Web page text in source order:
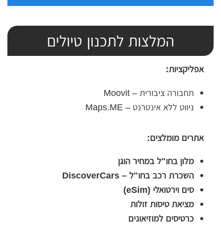
המלצות לתכנון טיולים
אפליקציות:
תחבורה ציבורית – Moovit
ניווט ללא אינטרנט – Maps.ME
אתרים מומלצים:
מלון בחו"ל במחיר הוגן
השכרת רכב בחו"ל – DiscoverCars
סים וירטואלי (eSim)
מציאת טיסות זולות
כרטיסים למוזיאונים